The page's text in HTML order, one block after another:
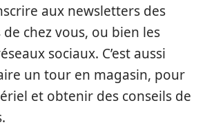
aux newsletters des
chez vous, ou bien les
sociaux. C’est aussi
un tour en magasin, pour
et obtenir des conseils de